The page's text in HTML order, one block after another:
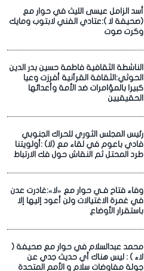
أسد الزامل عيسى الليث في حوار مع
(صحيفة لا ):عتادي الفني لابتوب ومايك
وكرت صوت
الناشطة الثقافية فاطمة حسين بدر الدين
الحوثي:الثقافة القرآنية أفرزت وعيا
كبيرا بالمؤامرات ضد الأمة وأعدائها
الحقيقيين
رئيس المجلس الثوري للحراك الجنوبي
فادي باعوم في لقاء مع (لا) :أولويتنا
طرد المحتل ثم النقاش حول فك الارتباط
وفاء فتاح فـي حوار مع «لا»:غادرت عدن
في غمرة الاغتيالات ولن أعود إليها إلا
باستقرار الأوضاع
محمد عبدالسلام في حوار مع صحيفة (
لاء ) : ليس هناك أي حديث جدي عن
جولة مفاوضات سلام و الأمم المتحدة